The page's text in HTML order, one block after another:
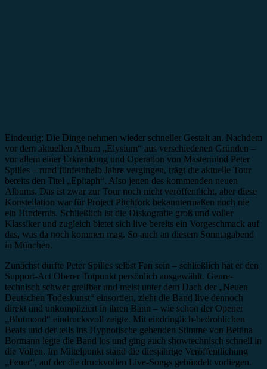
Eindeutig: Die Dinge nehmen wieder schneller Gestalt an. Nachdem
vor dem aktuellen Album „Elysium“ aus verschiedenen Gründen –
vor allem einer Erkrankung und Operation von Mastermind Peter
Spilles – rund fünfeinhalb Jahre vergingen, trägt die aktuelle Tour
bereits den Titel „Epitaph“. Also jenen des kommenden neuen
Albums. Das ist zwar zur Tour noch nicht veröffentlicht, aber diese
Konstellation war für Project Pitchfork bekanntermaßen noch nie
ein Hindernis. Schließlich ist die Diskografie groß und voller
Klassiker und zugleich bietet sich live bereits ein Vorgeschmack auf
das, was da noch kommen mag. So auch an diesem Sonntagabend
in München.
Zunächst durfte Peter Spilles selbst Fan sein – schließlich hat er den
Support-Act Oberer Totpunkt persönlich ausgewählt. Genre-
technisch schwer greifbar und meist unter dem Dach der „Neuen
Deutschen Todeskunst“ einsortiert, zieht die Band live dennoch
direkt und unkompliziert in ihren Bann – wie schon der Opener
„Blutmond“ eindrucksvoll zeigte. Mit eindringlich-bedrohlichen
Beats und der teils ins Hypnotische gehenden Stimme von Bettina
Bormann legte die Band los und ging auch showtechnisch schnell in
die Vollen. Im Mittelpunkt stand die diesjährige Veröffentlichung
„Feuer“, auf der die druckvollen Live-Songs gebündelt vorliegen.